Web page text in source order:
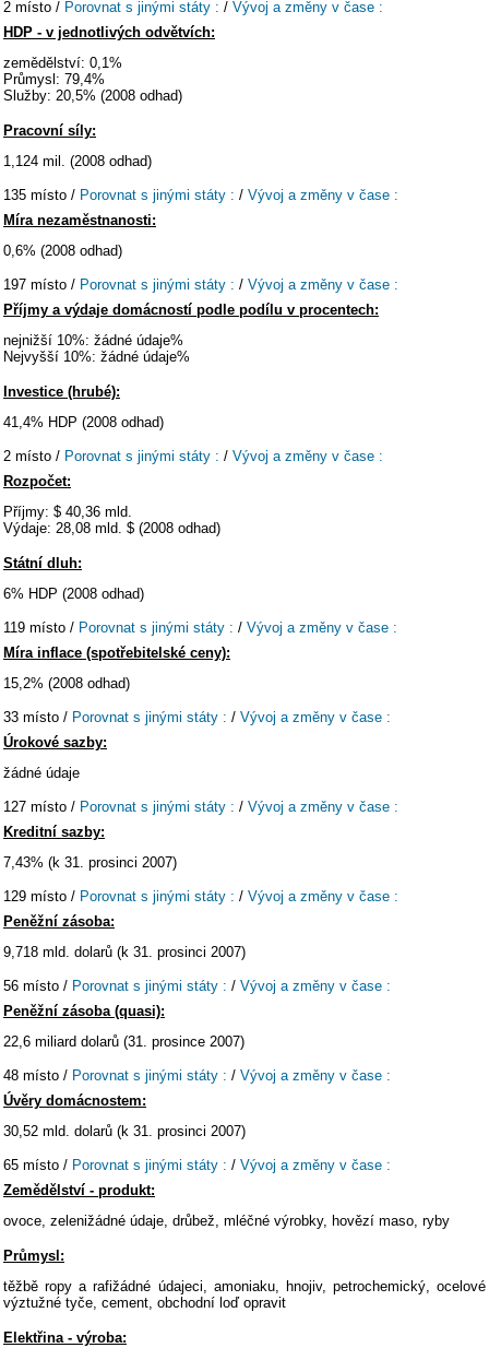
2 místo / Porovnat s jinými státy : / Vývoj a změny v čase :
HDP - v jednotlivých odvětvích:
zemědělství: 0,1%
Průmysl: 79,4%
Služby: 20,5% (2008 odhad)
Pracovní síly:
1,124 mil. (2008 odhad)
135 místo / Porovnat s jinými státy : / Vývoj a změny v čase :
Míra nezaměstnanosti:
0,6% (2008 odhad)
197 místo / Porovnat s jinými státy : / Vývoj a změny v čase :
Příjmy a výdaje domácností podle podílu v procentech:
nejnižší 10%: žádné údaje%
Nejvyšší 10%: žádné údaje%
Investice (hrubé):
41,4% HDP (2008 odhad)
2 místo / Porovnat s jinými státy : / Vývoj a změny v čase :
Rozpočet:
Příjmy: $ 40,36 mld.
Výdaje: 28,08 mld. $ (2008 odhad)
Státní dluh:
6% HDP (2008 odhad)
119 místo / Porovnat s jinými státy : / Vývoj a změny v čase :
Míra inflace (spotřebitelské ceny):
15,2% (2008 odhad)
33 místo / Porovnat s jinými státy : / Vývoj a změny v čase :
Úrokové sazby:
žádné údaje
127 místo / Porovnat s jinými státy : / Vývoj a změny v čase :
Kreditní sazby:
7,43% (k 31. prosinci 2007)
129 místo / Porovnat s jinými státy : / Vývoj a změny v čase :
Peněžní zásoba:
9,718 mld. dolarů (k 31. prosinci 2007)
56 místo / Porovnat s jinými státy : / Vývoj a změny v čase :
Peněžní zásoba (quasi):
22,6 miliard dolarů (31. prosince 2007)
48 místo / Porovnat s jinými státy : / Vývoj a změny v čase :
Úvěry domácnostem:
30,52 mld. dolarů (k 31. prosinci 2007)
65 místo / Porovnat s jinými státy : / Vývoj a změny v čase :
Zemědělství - produkt:
ovoce, zelenižádné údaje, drůbež, mléčné výrobky, hovězí maso, ryby
Průmysl:
těžbě ropy a rafižádné údajeci, amoniaku, hnojiv, petrochemický, ocelové
výztužné tyče, cement, obchodní loď opravit
Elektřina - výroba: